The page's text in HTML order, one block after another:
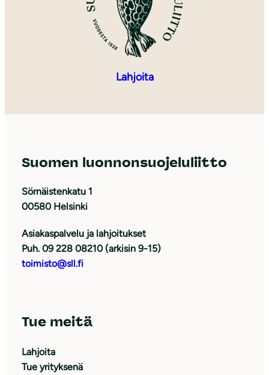
Lahjoita
Suomen luonnonsuojeluliitto
Sörnäistenkatu 1
00580 Helsinki
Asiakaspalvelu ja lahjoitukset
Puh. 09 228 08210 (arkisin 9-15)
toimisto@sll.fi
Tue meitä
Lahjoita
Tue yrityksenä